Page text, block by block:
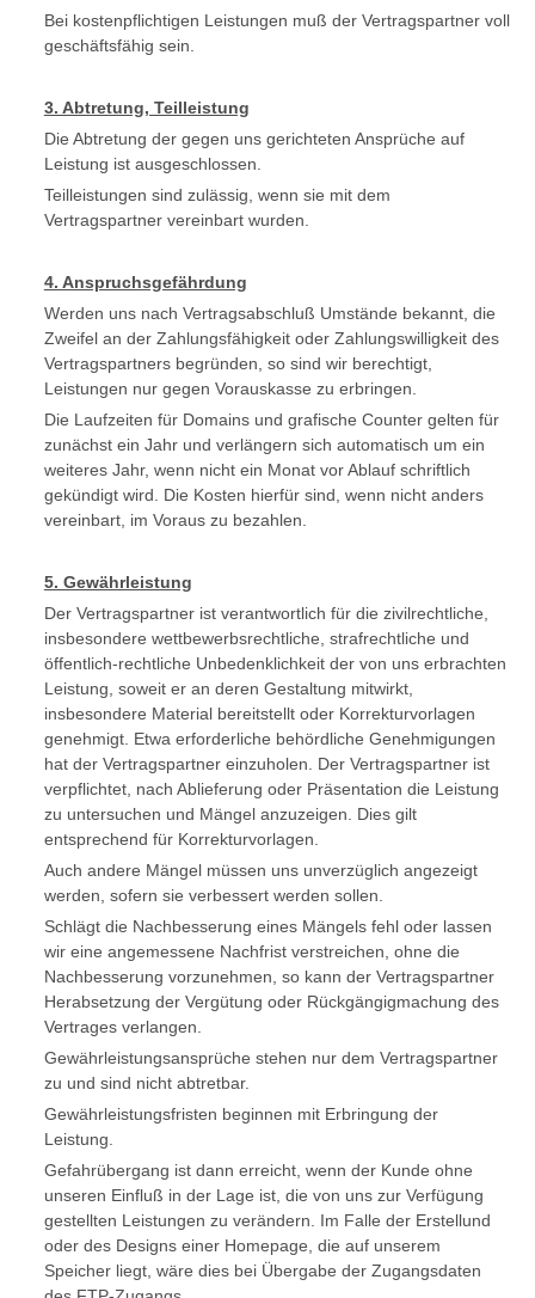
Bei kostenpflichtigen Leistungen muß der Vertragspartner voll
geschäftsfähig sein.
3. Abtretung, Teilleistung
Die Abtretung der gegen uns gerichteten Ansprüche auf
Leistung ist ausgeschlossen.
Teilleistungen sind zulässig, wenn sie mit dem
Vertragspartner vereinbart wurden.
4. Anspruchsgefährdung
Werden uns nach Vertragsabschluß Umstände bekannt, die
Zweifel an der Zahlungsfähigkeit oder Zahlungswilligkeit des
Vertragspartners begründen, so sind wir berechtigt,
Leistungen nur gegen Vorauskasse zu erbringen.
Die Laufzeiten für Domains und grafische Counter gelten für
zunächst ein Jahr und verlängern sich automatisch um ein
weiteres Jahr, wenn nicht ein Monat vor Ablauf schriftlich
gekündigt wird. Die Kosten hierfür sind, wenn nicht anders
vereinbart, im Voraus zu bezahlen.
5. Gewährleistung
Der Vertragspartner ist verantwortlich für die zivilrechtliche,
insbesondere wettbewerbsrechtliche, strafrechtliche und
öffentlich-rechtliche Unbedenklichkeit der von uns erbrachten
Leistung, soweit er an deren Gestaltung mitwirkt,
insbesondere Material bereitstellt oder Korrekturvorlagen
genehmigt. Etwa erforderliche behördliche Genehmigungen
hat der Vertragspartner einzuholen. Der Vertragspartner ist
verpflichtet, nach Ablieferung oder Präsentation die Leistung
zu untersuchen und Mängel anzuzeigen. Dies gilt
entsprechend für Korrekturvorlagen.
Auch andere Mängel müssen uns unverzüglich angezeigt
werden, sofern sie verbessert werden sollen.
Schlägt die Nachbesserung eines Mängels fehl oder lassen
wir eine angemessene Nachfrist verstreichen, ohne die
Nachbesserung vorzunehmen, so kann der Vertragspartner
Herabsetzung der Vergütung oder Rückgängigmachung des
Vertrages verlangen.
Gewährleistungsansprüche stehen nur dem Vertragspartner
zu und sind nicht abtretbar.
Gewährleistungsfristen beginnen mit Erbringung der
Leistung.
Gefahrübergang ist dann erreicht, wenn der Kunde ohne
unseren Einfluß in der Lage ist, die von uns zur Verfügung
gestellten Leistungen zu verändern. Im Falle der Erstellund
oder des Designs einer Homepage, die auf unserem
Speicher liegt, wäre dies bei Übergabe der Zugangsdaten